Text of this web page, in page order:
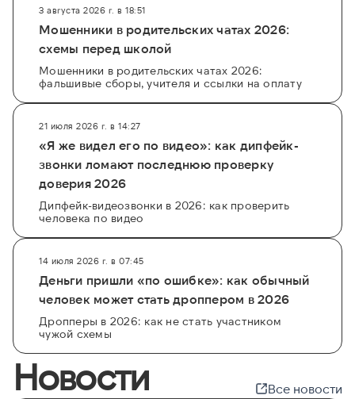
3 августа 2026 г. в 18:51
Мошенники в родительских чатах 2026:
схемы перед школой
Мошенники в родительских чатах 2026:
фальшивые сборы, учителя и ссылки на оплату
21 июля 2026 г. в 14:27
«Я же видел его по видео»: как дипфейк-
звонки ломают последнюю проверку
доверия 2026
Дипфейк-видеозвонки в 2026: как проверить
человека по видео
14 июля 2026 г. в 07:45
Деньги пришли «по ошибке»: как обычный
человек может стать дроппером в 2026
Дропперы в 2026: как не стать участником
чужой схемы
Новости Все новости